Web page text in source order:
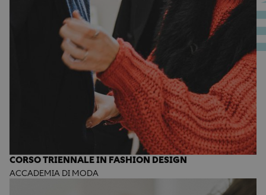
CORSO TRIENNALE IN FASHION DESIGN
ACCADEMIA DI MODA